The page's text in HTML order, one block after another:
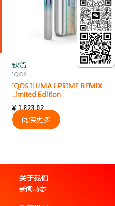
缺货
IQOS
IQOS ILUMA i PRIME REMIX
Limited Edition
¥1,823.02
阅读更多
关于我们
新闻动态